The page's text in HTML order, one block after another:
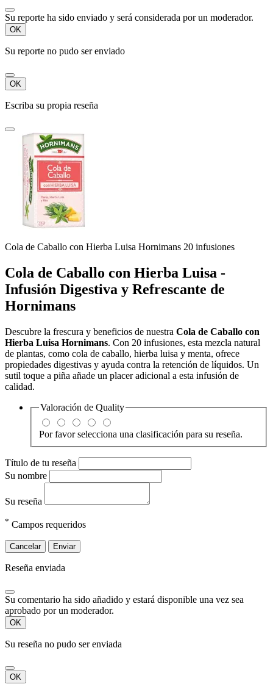
Su reporte ha sido enviado y será considerada por un moderador.
OK
Su reporte no pudo ser enviado
OK
Escriba su propia reseña
Cola de Caballo con Hierba Luisa Hornimans 20 infusiones
Cola de Caballo con Hierba Luisa -
Infusión Digestiva y Refrescante de
Hornimans
Descubre la frescura y beneficios de nuestra Cola de Caballo con
Hierba Luisa Hornimans. Con 20 infusiones, esta mezcla natural
de plantas, como cola de caballo, hierba luisa y menta, ofrece
propiedades digestivas y ayuda contra la retención de líquidos. Un
sutil toque a piña añade un placer adicional a esta infusión de
calidad.
Valoración de Quality
Por favor selecciona una clasificación para su reseña.
Título de tu reseña
Su nombre
Su reseña
* Campos requeridos
Cancelar Enviar
Reseña enviada
Su comentario ha sido añadido y estará disponible una vez sea
aprobado por un moderador.
OK
Su reseña no pudo ser enviada
OK